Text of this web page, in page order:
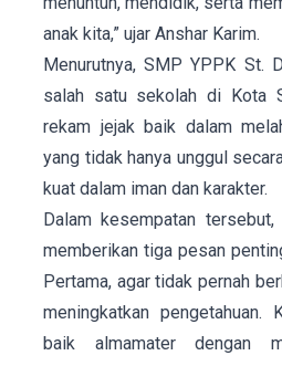
anak kita,” ujar Anshar Karim.
Menurutnya, SMP YPPK St.
salah satu sekolah di Kota
rekam jejak baik dalam
yang tidak hanya unggul
kuat dalam iman dan karakter.
Dalam kesempatan
memberikan tiga pesan
Pertama, agar tidak pernah
meningkatkan pengetahuan.
baik almamater dengan